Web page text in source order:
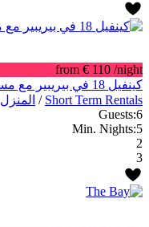
from € 110 /night
كينفيل 18 في بيريبير مع مسبح كبير للبالغين والأطفال
Short Term Rentals
/ المنزل
Guests:6
Min. Nights:5
2
3